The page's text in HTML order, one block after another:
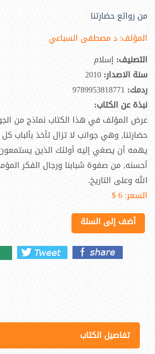
من روائع حضارتنا
المؤلف:د مصطفى السباعي
التصنيف: إسلام
سنة الاصدار:2010
ردمك: 9789953818771
نبذة عن الكتاب:
عرض المؤلف في هذا الكتاب نماذج من
حضارتنا, وهي جوانب لا تزال تأخذ بألباب
يهمه أن يصغي إليه أولئك الذين
أحسنه, من صفوة شبابنا ورجال الفكر
الله وعلى التاريخ.
السعر:6 $
أضف إلى السلة
تفاصيل الكتاب